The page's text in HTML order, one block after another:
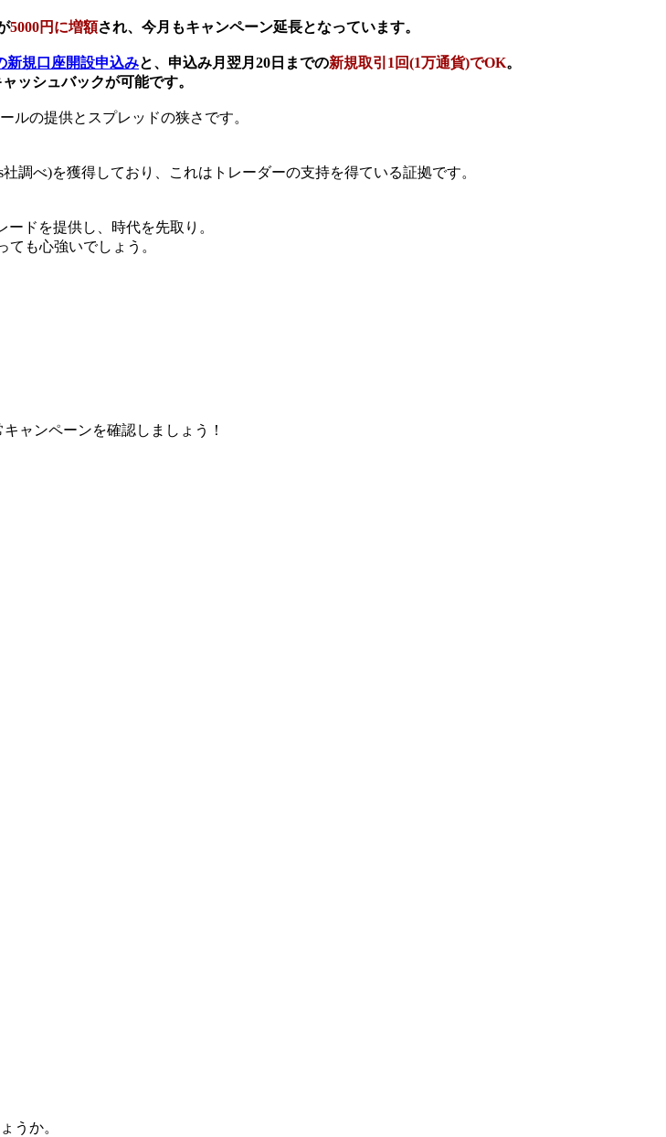
5000円に増額され、今月もキャンペーン延長となっています。
新規口座開設申込みと、申込み月翌月20日までの新規取引1回(1万通貨)でOK。
ッシュバックが可能です。
ルの提供とスプレッドの狭さです。
調べ)を獲得しており、これはトレーダーの支持を得ている証拠です。
ドを提供し、時代を先取り。
も心強いでしょう。
ャンペーンを確認しましょう！
うか。